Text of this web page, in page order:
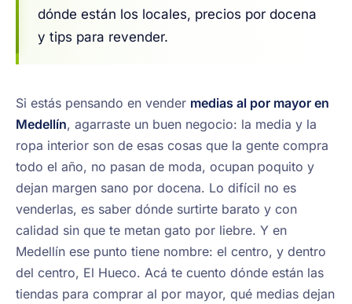
dónde están los locales, precios por docena
y tips para revender.
Si estás pensando en vender medias al por mayor en
Medellín, agarraste un buen negocio: la media y la
ropa interior son de esas cosas que la gente compra
todo el año, no pasan de moda, ocupan poquito y
dejan margen sano por docena. Lo difícil no es
venderlas, es saber dónde surtirte barato y con
calidad sin que te metan gato por liebre. Y en
Medellín ese punto tiene nombre: el centro, y dentro
del centro, El Hueco. Acá te cuento dónde están las
tiendas para comprar al por mayor, qué medias dejan